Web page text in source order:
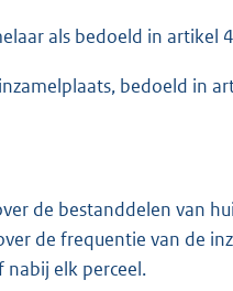
als bedoeld in artikel
bedoeld in
de bestanddelen van
de frequentie van de
nabij elk perceel.